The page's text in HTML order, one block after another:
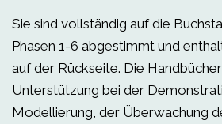
Sie sind vollständig auf die
Phasen 1-6 abgestimmt und
auf der Rückseite. Die
Unterstützung bei der
Modellierung, der Überwachung